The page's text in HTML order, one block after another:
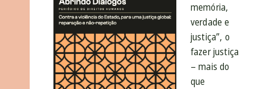
memória,
verdade e
justiça”, o
fazer justiça
– mais do
que